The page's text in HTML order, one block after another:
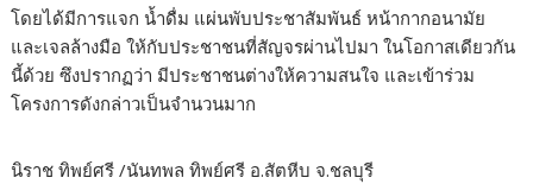
โดยได้มีการแจก น้ำดื่ม แผ่นพับประชาสัมพันธ์ หน้ากากอนามัย
และเจลล้างมือ ให้กับประชาชนที่สัญจรผ่านไปมา ในโอกาสเดียวกัน
นี้ด้วย ซึงปรากฏว่า มีประชาชนต่างให้ความสนใจ และเข้าร่วม
โครงการดังกล่าวเป็นจำนวนมาก
นิราช ทิพย์ศรี /นันทพล ทิพย์ศรี อ.สัตหีบ จ.ชลบุรี